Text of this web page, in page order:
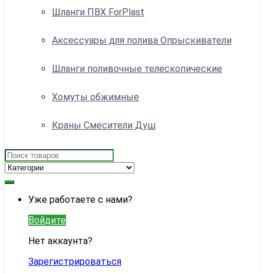
Шланги ПВХ ForPlast
Аксессуары для полива Опрыскиватели
Шланги поливочные телескопические
Хомуты обжимные
Краны Смесители Душ
Search
for:
Уже работаете с нами?
Войдите
Нет аккаунта?
Зарегистрироваться